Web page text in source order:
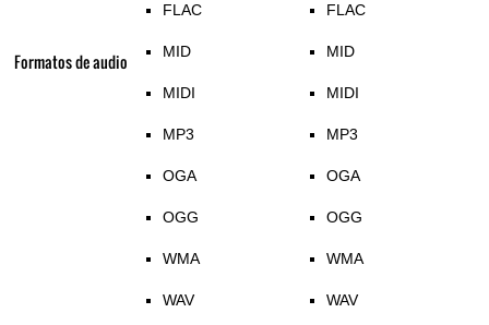
Formatos de audio
FLAC
MID
MIDI
MP3
OGA
OGG
WMA
WAV
FLAC
MID
MIDI
MP3
OGA
OGG
WMA
WAV